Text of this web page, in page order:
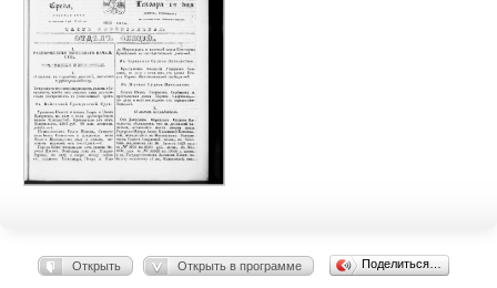
Открыть Открыть в программе Поделиться…